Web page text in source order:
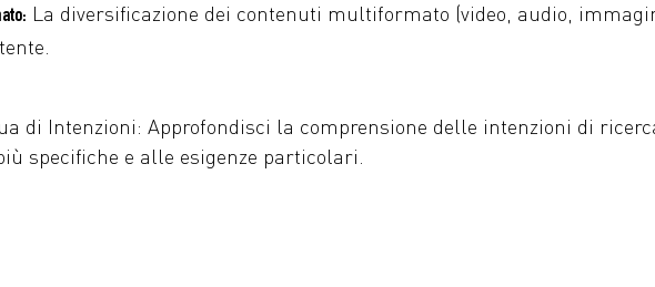
La diversificazione dei contenuti multiformato (video, audio,
di Intenzioni: Approfondisci la comprensione delle intenzioni di
specifiche e alle esigenze particolari.